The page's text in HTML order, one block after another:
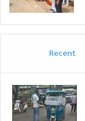
Recent